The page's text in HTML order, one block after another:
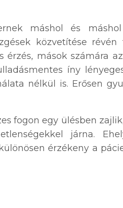
máshol és
közvetítése
mások számára
íny
nélkül is. Erősen
fogon egy ülésben
járna.
érzékeny a